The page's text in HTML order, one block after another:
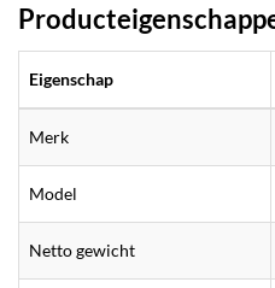
Eigenschap
Merk
Model
Netto gewicht